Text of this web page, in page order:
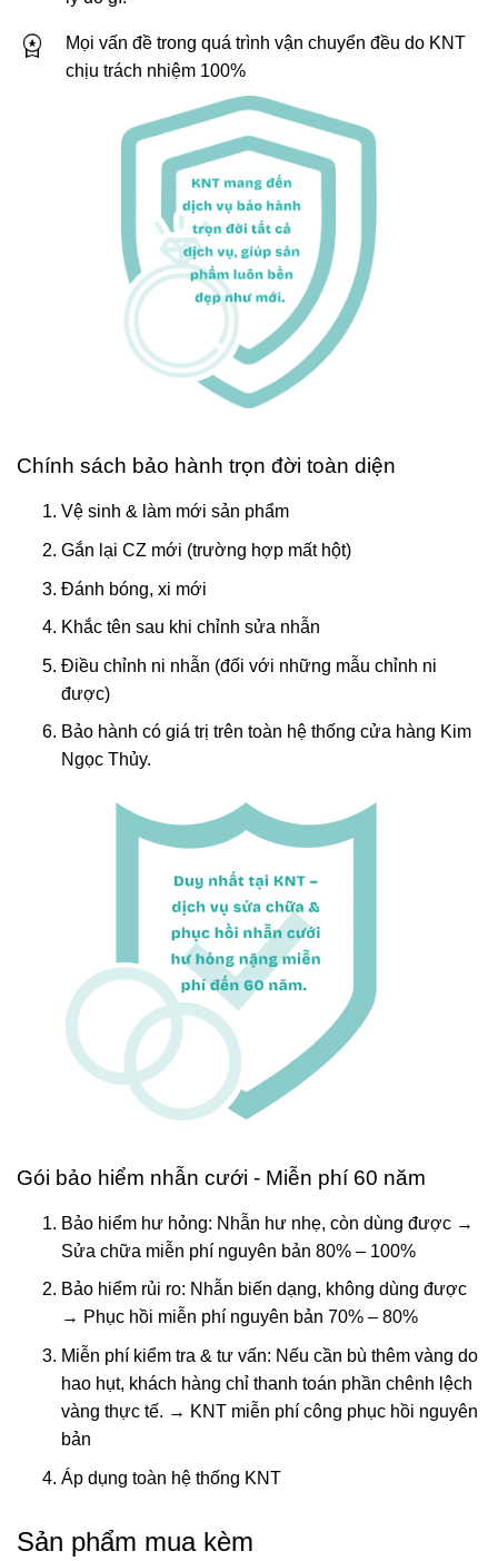
Mọi vấn đề trong quá trình vận chuyển đều do KNT
chịu trách nhiệm 100%
Chính sách bảo hành trọn đời toàn diện
Vệ sinh & làm mới sản phẩm
Gắn lại CZ mới (trường hợp mất hột)
Đánh bóng, xi mới
Khắc tên sau khi chỉnh sửa nhẫn
Điều chỉnh ni nhẫn (đối với những mẫu chỉnh ni
được)
Bảo hành có giá trị trên toàn hệ thống cửa hàng Kim
Ngọc Thủy.
Gói bảo hiểm nhẫn cưới - Miễn phí 60 năm
Bảo hiểm hư hỏng: Nhẫn hư nhẹ, còn dùng được →
Sửa chữa miễn phí nguyên bản 80% – 100%
Bảo hiểm rủi ro: Nhẫn biến dạng, không dùng được
→ Phục hồi miễn phí nguyên bản 70% – 80%
Miễn phí kiểm tra & tư vấn: Nếu cần bù thêm vàng do
hao hụt, khách hàng chỉ thanh toán phần chênh lệch
vàng thực tế. → KNT miễn phí công phục hồi nguyên
bản
Áp dụng toàn hệ thống KNT
Sản phẩm mua kèm